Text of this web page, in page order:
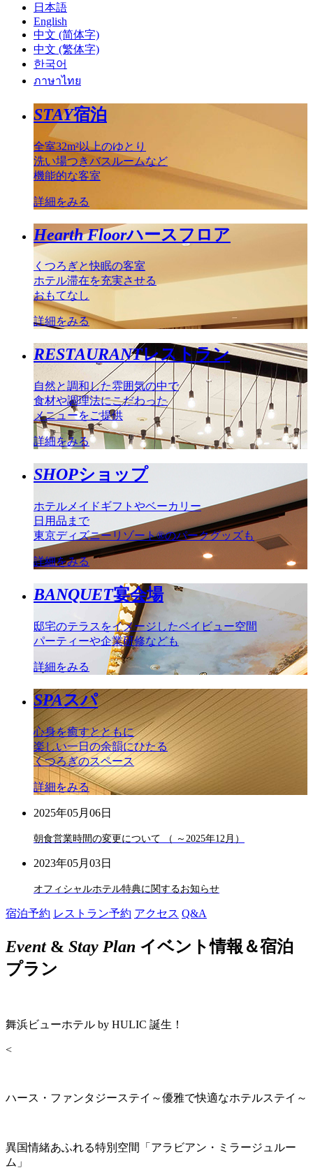
日本語
English
中文 (简体字)
中文 (繁体字)
한국어
ภาษาไทย
STAY宿泊
全室32m²以上のゆとり
洗い場つきバスルームなど
機能的な客室
詳細をみる
Hearth Floorハースフロア
くつろぎと快眠の客室
ホテル滞在を充実させる
おもてなし
詳細をみる
RESTAURANTレストラン
自然と調和した雰囲気の中で
食材や調理法にこだわった
メニューをご提供
詳細をみる
SHOPショップ
ホテルメイドギフトやベーカリー
日用品まで
東京ディズニーリゾート®のパークグッズも
詳細をみる
BANQUET宴会場
邸宅のテラスをイメージしたベイビュー空間
パーティーや企業研修なども
詳細をみる
SPAスパ
心身を癒すとともに
楽しい一日の余韻にひたる
くつろぎのスペース
詳細をみる
2025年05月06日
朝食営業時間の変更について （ ～2025年12月）
2023年05月03日
オフィシャルホテル特典に関するお知らせ
宿泊予約 レストラン予約 アクセス Q&A
Event& Stay Plan イベント情報＆宿泊
プラン
舞浜ビューホテル by HULIC 誕生！
<
ハース・ファンタジーステイ～優雅で快適なホテルステイ～
異国情緒あふれる特別空間「アラビアン・ミラージュルー
ム」